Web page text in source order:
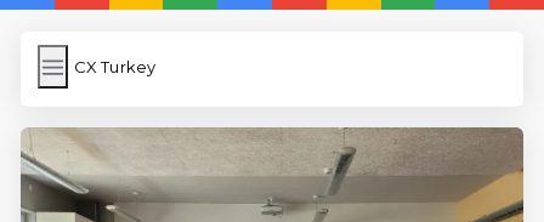
CX Turkey
CX Turkey
Link Kısaltma